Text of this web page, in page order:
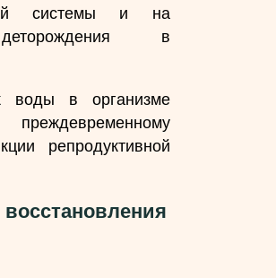
системы и на
в
воды в организме
репродуктивной